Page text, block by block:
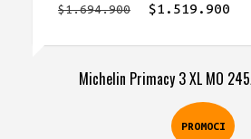
Michelin Primacy 3 XL MO
PROMOCI
$1.694.900
El
era:
$1.694.900.
$1.519.900El